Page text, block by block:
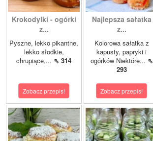
Krokodylki - ogórki
z...
Pyszne, lekko pikantne,
lekko słodkie,
chrupiące,... ⇖ 314
Zobacz przepis!
Najlepsza sałatka
z...
Kolorowa sałatka z
kapusty, papryki i
ogórków Niektóre... ⇖
293
Zobacz przepis!